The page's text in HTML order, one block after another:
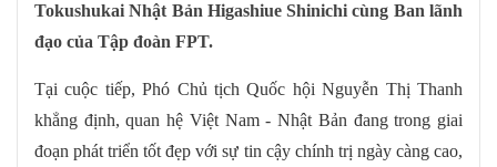
Tokushukai Nhật Bản Higashiue Shinichi cùng Ban lãnh
đạo của Tập đoàn FPT.
Tại cuộc tiếp, Phó Chủ tịch Quốc hội Nguyễn Thị Thanh
khẳng định, quan hệ Việt Nam - Nhật Bản đang trong giai
đoạn phát triển tốt đẹp với sự tin cậy chính trị ngày càng cao,